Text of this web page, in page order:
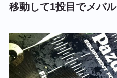
移動して1投目でメバル